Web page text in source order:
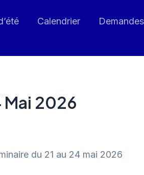
Calendrier
Demandes
Mai 2026
du 21 au 24 mai 2026